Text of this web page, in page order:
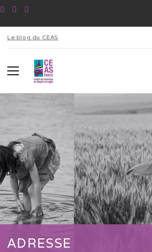
Le blog du CEAS
ADRESSE